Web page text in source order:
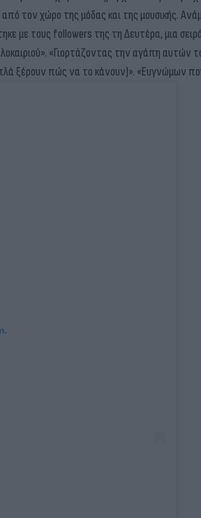
τον χώρο της μόδας και της μουσικής.
με τους followers της τη Δευτέρα, μια
«Γιορτάζοντας την αγάπη
ξέρουν πώς να το κάνουν)». «Ευγνώμων